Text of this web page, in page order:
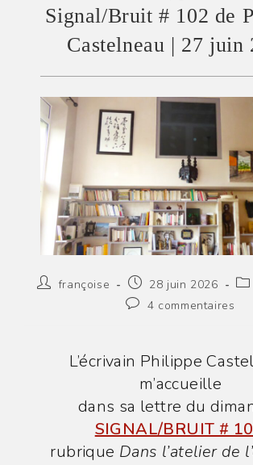
Signal/Bruit # 102 de
Castelneau | 27 juin
Auteur/autrice
françoise
Publication
publiée :
28 juin 2026
Commentaires
4 commentaires
L’écrivain Philippe
m’accueille
dans sa lettre du
SIGNAL/BRUIT #
rubrique Dans l’atelier de